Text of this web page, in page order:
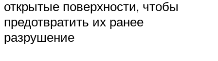
открытые поверхности, чтобы
предотвратить их ранее
разрушение